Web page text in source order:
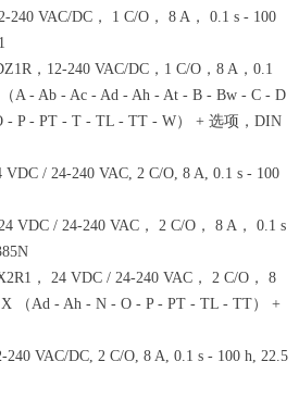
240 VAC/DC， 1 C/O， 8 A， 0.1 s - 100
，12-240 VAC/DC，1 C/O，8 A，0.1
A - Ab - Ac - Ad - Ah - At - B - Bw - C - D
P - PT - T - TL - TT - W） + 选项，DIN
VDC / 24-240 VAC, 2 C/O, 8 A, 0.1 s - 100
VDC / 24-240 VAC， 2 C/O， 8 A， 0.1 s
， 24 VDC / 24-240 VAC， 2 C/O， 8
（Ad - Ah - N - O - P - PT - TL - TT） +
240 VAC/DC, 2 C/O, 8 A, 0.1 s - 100 h, 22.5